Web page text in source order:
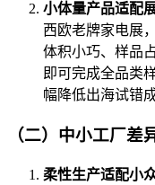
小体量产品适配
西欧老牌家电展
体积小巧、样品
即可完成全品类
幅降低出海试错成
（二）中小工厂
柔性生产适配小